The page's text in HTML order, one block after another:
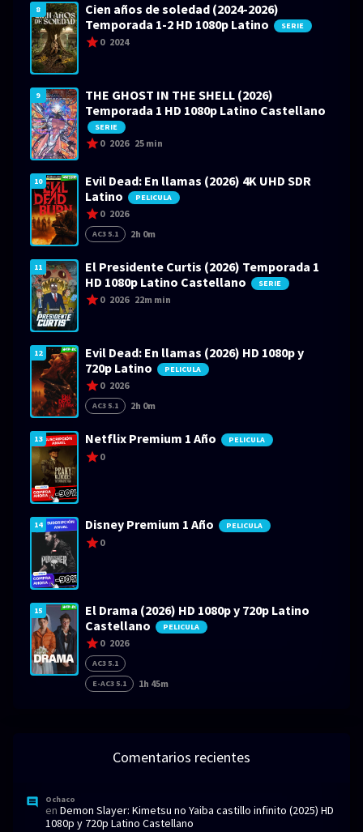
8
Cien años de soledad (2024-2026)
Temporada 1-2 HD 1080p Latino
SERIE
0 2024
9
THE GHOST IN THE SHELL (2026)
Temporada 1 HD 1080p Latino Castellano
SERIE
0 2026 25 min
10
Evil Dead: En llamas (2026) 4K UHD SDR
Latino
PELICULA
0 2026
AC3 5.1 2h 0m
11
El Presidente Curtis (2026) Temporada 1
HD 1080p Latino Castellano
SERIE
0 2026 22m min
12
Evil Dead: En llamas (2026) HD 1080p y
720p Latino
PELICULA
0 2026
AC3 5.1 2h 0m
13 Netflix Premium 1 Año PELICULA
0
14 Disney Premium 1 Año PELICULA
0
15
El Drama (2026) HD 1080p y 720p Latino
Castellano
PELICULA
0 2026
AC3 5.1
E-AC3 5.1
1h 45m
Comentarios recientes
Ochaco
en Demon Slayer: Kimetsu no Yaiba castillo infinito (2025) HD
1080p y 720p Latino Castellano